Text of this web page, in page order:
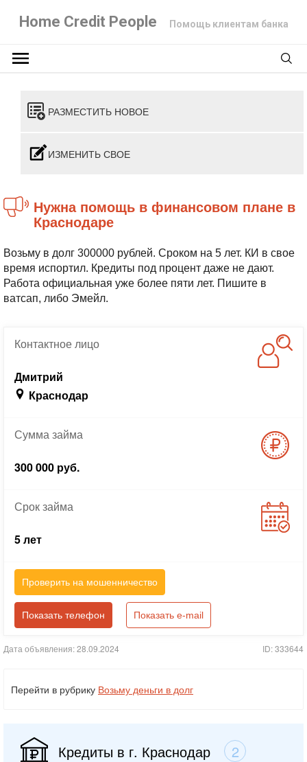
Home Credit People Помощь клиентам банка
РАЗМЕСТИТЬ НОВОЕ
ИЗМЕНИТЬ СВОЕ
Нужна помощь в финансовом плане в
Краснодаре
Возьму в долг 300000 рублей. Сроком на 5 лет. КИ в свое
время испортил. Кредиты под процент даже не дают.
Работа официальная уже более пяти лет. Пишите в
ватсап, либо Эмейл.
Контактноелицо
Дмитрий
Краснодар
Суммазайма
300 000 руб.
Срокзайма
5 лет
Проверить на мошенничество
Показать телефон Показать e-mail
Дата объявления: 28.09.2024 ID: 333644
Перейти в рубрику Возьму деньги в долг
Кредиты в г. Краснодар 2